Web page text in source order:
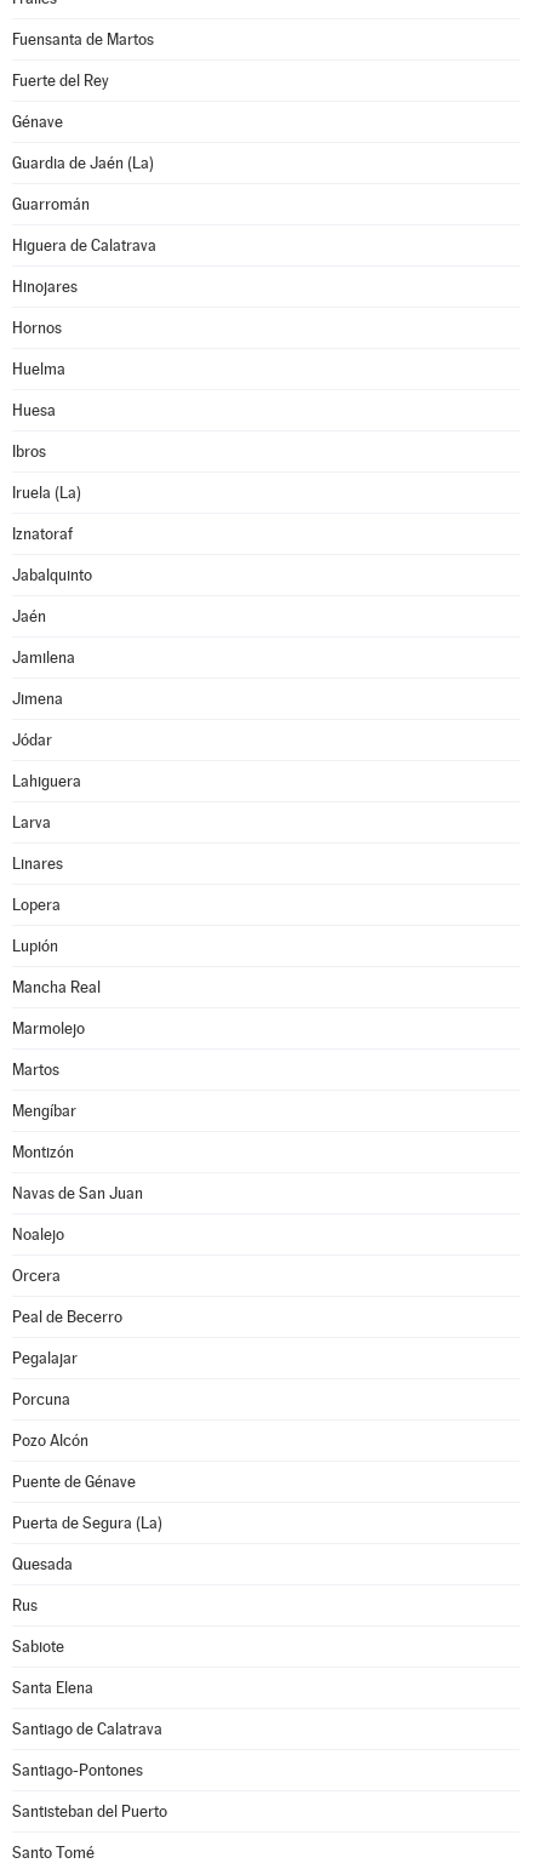
Fuensanta de Martos
Fuerte del Rey
Génave
Guardia de Jaén (La)
Guarromán
Higuera de Calatrava
Hinojares
Hornos
Huelma
Huesa
Ibros
Iruela (La)
Iznatoraf
Jabalquinto
Jaén
Jamilena
Jimena
Jódar
Lahiguera
Larva
Linares
Lopera
Lupión
Mancha Real
Marmolejo
Martos
Mengíbar
Montizón
Navas de San Juan
Noalejo
Orcera
Peal de Becerro
Pegalajar
Porcuna
Pozo Alcón
Puente de Génave
Puerta de Segura (La)
Quesada
Rus
Sabiote
Santa Elena
Santiago de Calatrava
Santiago-Pontones
Santisteban del Puerto
Santo Tomé